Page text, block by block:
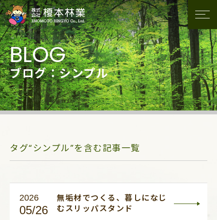
ブログ：シンプル
タグ“シンプル”を含む記事一覧
2026
05/26
無垢材でつくる、暮しになじ
むスリッパスタンド